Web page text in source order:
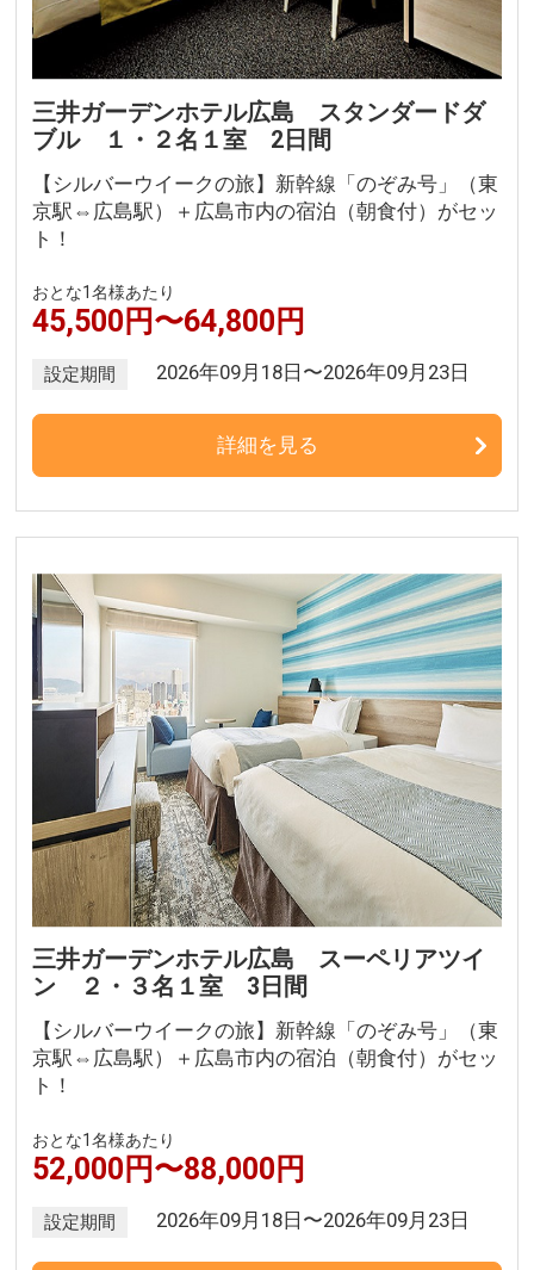
三井ガーデンホテル広島 スタンダードダ
ブル １・２名１室 2日間
【シルバーウイークの旅】新幹線「のぞみ号」（東
京駅⇔広島駅）＋広島市内の宿泊（朝食付）がセッ
ト！
おとな1名様あたり
45,500円〜64,800円
設定期間 2026年09月18日〜2026年09月23日
詳細を見る
三井ガーデンホテル広島 スーペリアツイ
ン ２・３名１室 3日間
【シルバーウイークの旅】新幹線「のぞみ号」（東
京駅⇔広島駅）＋広島市内の宿泊（朝食付）がセッ
ト！
おとな1名様あたり
52,000円〜88,000円
設定期間 2026年09月18日〜2026年09月23日